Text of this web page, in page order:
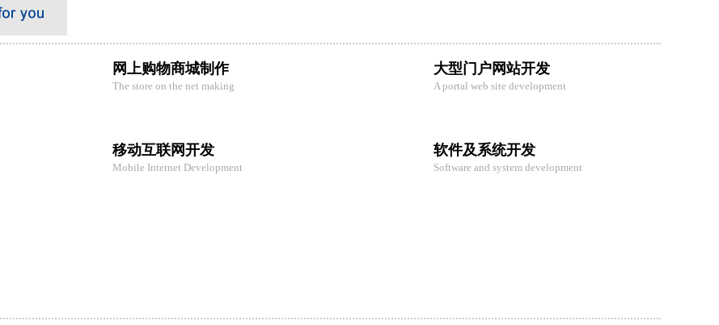
网上购物商城制作
The store on the net making
大型门户网站开发
A portal web site development
移动互联网开发
Mobile Internet Development
软件及系统开发
Software and system development